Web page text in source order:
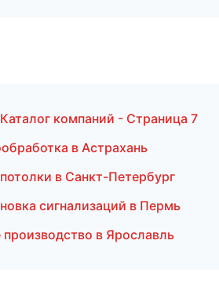
компаний - Страница 7
в Астрахань
в Санкт-Петербург
сигнализаций в Пермь
в Ярославль